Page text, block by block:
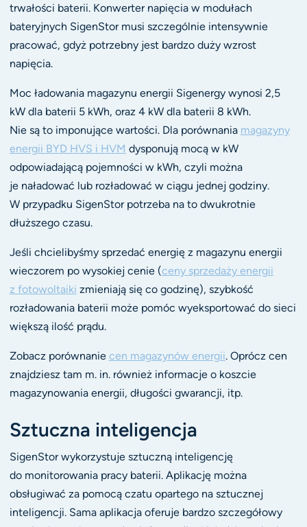
trwałości baterii. Konwerter napięcia w modułach
bateryjnych SigenStor musi szczególnie intensywnie
pracować, gdyż potrzebny jest bardzo duży wzrost
napięcia.
Moc ładowania magazynu energii Sigenergy wynosi 2,5
kW dla baterii 5 kWh, oraz 4 kW dla baterii 8 kWh.
Nie są to imponujące wartości. Dla porównania magazyny
energii BYD HVS i HVM dysponują mocą w kW
odpowiadającą pojemności w kWh, czyli można
je naładować lub rozładować w ciągu jednej godziny.
W przypadku SigenStor potrzeba na to dwukrotnie
dłuższego czasu.
Jeśli chcielibyśmy sprzedać energię z magazynu energii
wieczorem po wysokiej cenie (ceny sprzedaży energii
z fotowoltaiki zmieniają się co godzinę), szybkość
rozładowania baterii może pomóc wyeksportować do sieci
większą ilość prądu.
Zobacz porównanie cen magazynów energii. Oprócz cen
znajdziesz tam m. in. również informacje o koszcie
magazynowania energii, długości gwarancji, itp.
Sztuczna inteligencja
SigenStor wykorzystuje sztuczną inteligencję
do monitorowania pracy baterii. Aplikację można
obsługiwać za pomocą czatu opartego na sztucznej
inteligencji. Sama aplikacja oferuje bardzo szczegółowy